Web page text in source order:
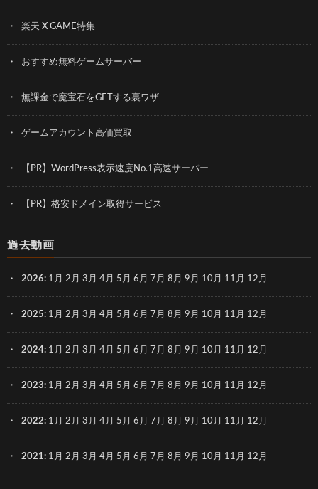
楽天 X GAME特集
おすすめ無料ゲームサーバー
無課金で魔宝石をGETする裏ワザ
ゲームアカウント高価買取
【PR】WordPress表示速度No.1高速サーバー
【PR】格安ドメイン取得サービス
過去動画
2026: 1月 2月 3月 4月 5月 6月 7月 8月 9月 10月 11月 12月
2025: 1月 2月 3月 4月 5月 6月 7月 8月 9月 10月 11月 12月
2024: 1月 2月 3月 4月 5月 6月 7月 8月 9月 10月 11月 12月
2023: 1月 2月 3月 4月 5月 6月 7月 8月 9月 10月 11月 12月
2022: 1月 2月 3月 4月 5月 6月 7月 8月 9月 10月 11月 12月
2021: 1月 2月 3月 4月 5月 6月 7月 8月 9月 10月 11月 12月